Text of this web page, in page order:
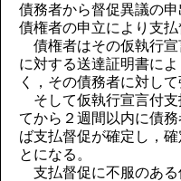
債務者から督促異議の
債権者の申立により支払
債権者はその仮執行宣
に対する送達証明書に
く，その債務者に対し
そして仮執行宣言付支
てから２週間以内に債
ば支払督促が確定し，
とになる。
支払督促に不服のある